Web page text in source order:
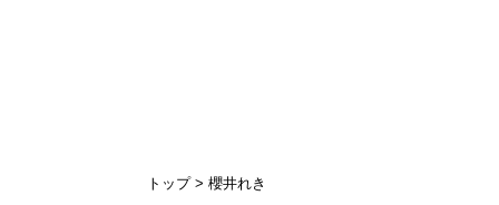
トップ 櫻井れき